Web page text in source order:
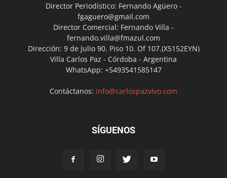
Director Periodístico: Fernando Agüero -
fgaguero@gmail.com
Director Comercial: Fernando Villa -
fernando.villa@fmazul.com
Dirección: 9 de Julio 90. Piso 10. Of 107.(X5152EYN)
Villa Carlos Paz - Córdoba - Argentina
WhatsApp: +5493541585147
Contáctanos: info@carlospazvivo.com
SÍGUENOS